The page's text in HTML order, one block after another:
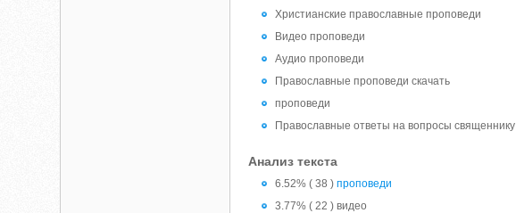
Христианские православные проповеди
Видео проповеди
Аудио проповеди
Православные проповеди скачать
проповеди
Православные ответы на вопросы священнику
Анализ текста
6.52% ( 38 )проповеди
3.77% ( 22 ) видео